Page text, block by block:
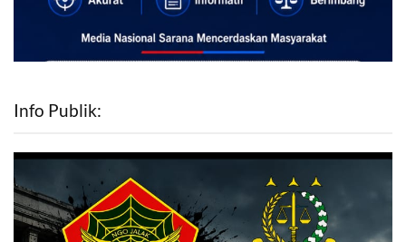
Info Publik: